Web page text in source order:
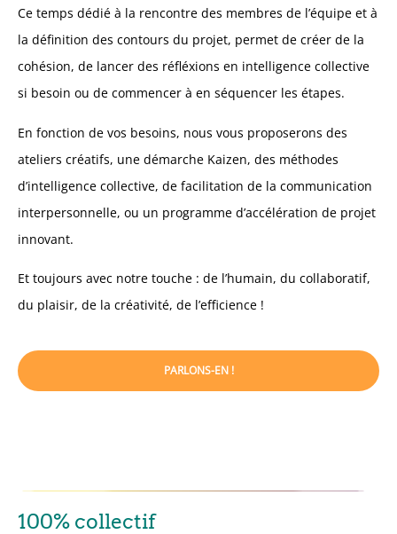
Ce temps dédié à la rencontre des membres de l’équipe et à
la définition des contours du projet, permet de créer de la
cohésion, de lancer des réfléxions en intelligence collective
si besoin ou de commencer à en séquencer les étapes.
En fonction de vos besoins, nous vous proposerons des
ateliers créatifs, une démarche Kaizen, des méthodes
d’intelligence collective, de facilitation de la communication
interpersonnelle, ou un programme d’accélération de projet
innovant.
Et toujours avec notre touche : de l’humain, du collaboratif,
du plaisir, de la créativité, de l’efficience !
PARLONS-EN !
100% collectif